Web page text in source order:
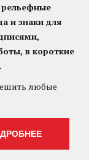
и знаки для
в короткие
любые